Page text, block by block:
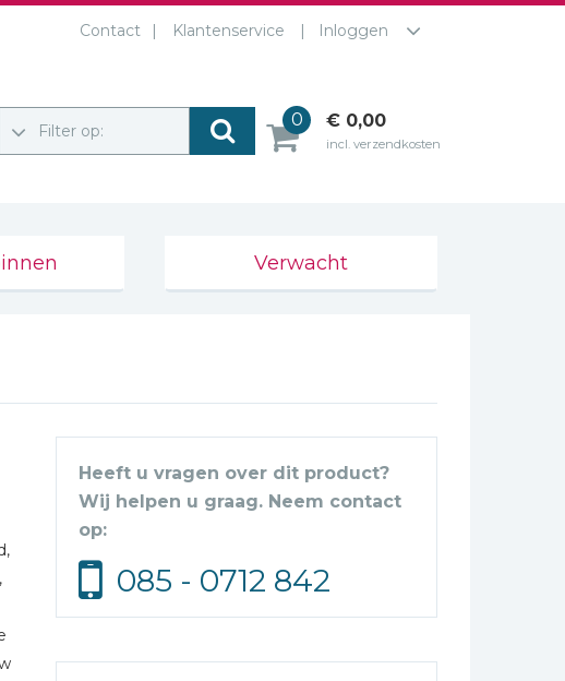
Contact Klantenservice Inloggen
Filter op:
0 € 0,00
incl. verzendkosten
Verwacht
Heeft u vragen over dit product?
Wij helpen u graag. Neem contact
op:
085 - 0712 842